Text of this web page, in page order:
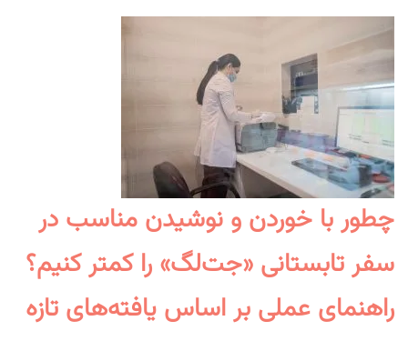
چطور با خوردن و نوشیدن مناسب در
سفر تابستانی «جت‌لگ» را کمتر کنیم؟
راهنمای عملی بر اساس یافته‌های تازه